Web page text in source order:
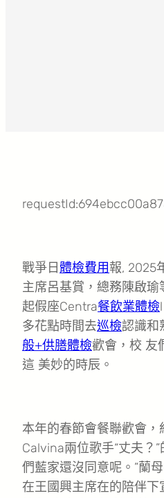
戰爭日 體檢費用報, 2025
主席呂基賞，總務陳啟瑜
起假座Centra餐飲業體檢
多花點時間去巡檢認識和
般+供膳體檢歡會，校 友
這 美妙的時辰。
本年的春節會餐聯歡會，
Calvina兩位歌手“丈夫？”
們藍家還沒同意呢。”蘭
在王國興主席在的陪伴下